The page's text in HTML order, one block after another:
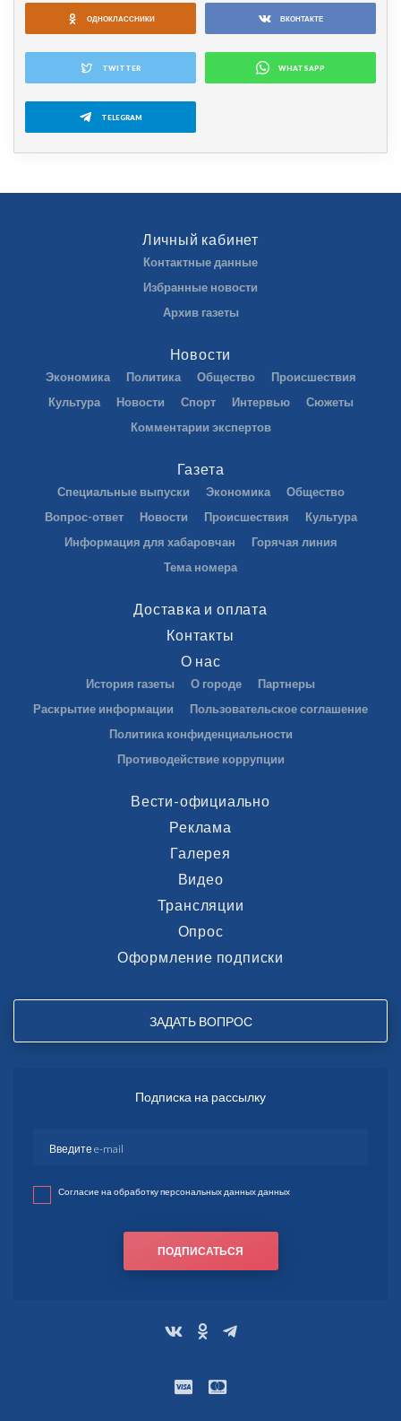
ОДНОКЛАССНИКИ ВКОНТАКТЕ
TWITTER WHATSAPP
TELEGRAM
Личный кабинет
Контактные данные
Избранные новости
Архив газеты
Новости
Экономика Политика Общество
Происшествия
Культура
Новости Спорт Интервью
Сюжеты
Комментарии экспертов
Газета
Специальные выпуски Экономика
Общество
Вопрос-ответ
Новости Происшествия
Культура
Информация для хабаровчан
Горячая линия
Тема номера
Доставка и оплата
Контакты
О нас
История газеты О городе
Партнеры
Раскрытие информации
Пользовательское соглашение
Политика конфиденциальности
Противодействие коррупции
Вести-официально
Реклама
Галерея
Видео
Трансляции
Опрос
Оформление подписки
ЗАДАТЬ ВОПРОС
Подписка на рассылку
Согласие на обработку персональных данных данных
ПОДПИСАТЬСЯ